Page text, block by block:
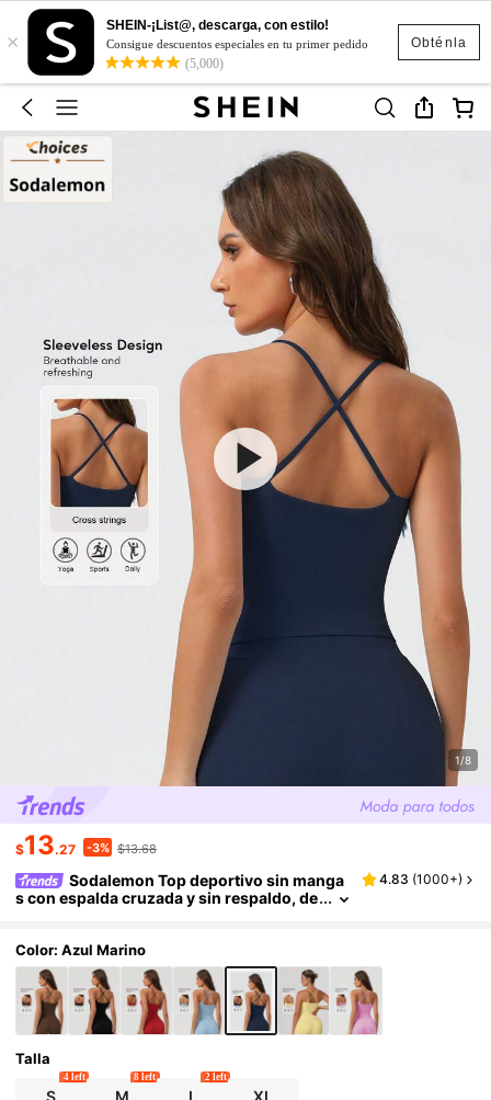
Obténla
×
SHEIN-¡List@, descarga, con estilo!
Consigue descuentos especiales en tu primer pedido
(5,000)
1/8
$13.27 -3% $13.68
Sodalemon Top deportivo sin manga
s con espalda cruzada y sin respaldo, de
4.83 (1000+)
Color: Azul Marino
Talla
4 left 8 left 2 left